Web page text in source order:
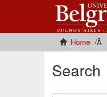
Home
Search